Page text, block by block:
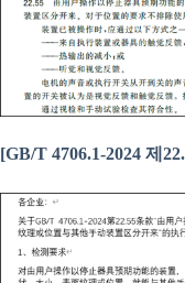
[GB/T 4706.1-2024 제